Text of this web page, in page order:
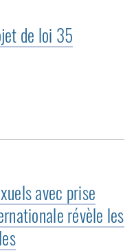
de loi 35
avec prise
révèle les